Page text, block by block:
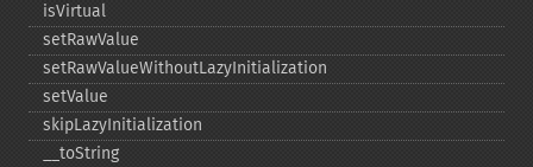
isVirtual
setRawValue
setRawValueWithoutLazyInitialization
setValue
skipLazyInitialization
_​_​toString